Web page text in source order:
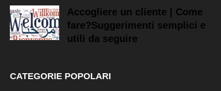
Accogliere un cliente | Come
fare?Suggerimenti semplici e
utili da seguire
CATEGORIE POPOLARI